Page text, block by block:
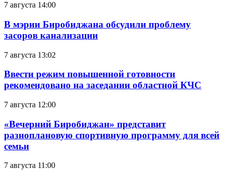
7 августа 14:00
В мэрии Биробиджана обсудили проблему
засоров канализации
7 августа 13:02
Ввести режим повышенной готовности
рекомендовано на заседании областной КЧС
7 августа 12:00
«Вечерний Биробиджан» представит
разноплановую спортивную программу для всей
семьи
7 августа 11:00